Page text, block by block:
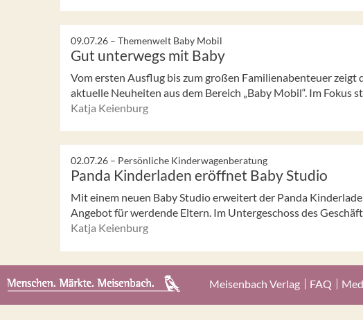
09.07.26 – Themenwelt Baby Mobil
Gut unterwegs mit Baby
Vom ersten Ausflug bis zum großen Familienabenteuer zeigt
aktuelle Neuheiten aus dem Bereich „Baby Mobil“. Im Fokus
Katja Keienburg
02.07.26 – Persönliche Kinderwagenberatung
Panda Kinderladen eröffnet Baby Studio
Mit einem neuen Baby Studio erweitert der Panda
Angebot für werdende Eltern. Im Untergeschoss des
Katja Keienburg
Meisenbach Verlag FAQ